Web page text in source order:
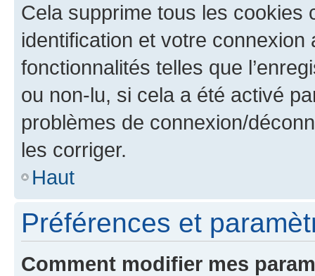
Cela supprime tous les cookies
identification et votre
fonctionnalités telles que
ou non-lu, si cela a été activé
problèmes de connexion/
les corriger.
Haut
Préférences et
Comment modifier mes